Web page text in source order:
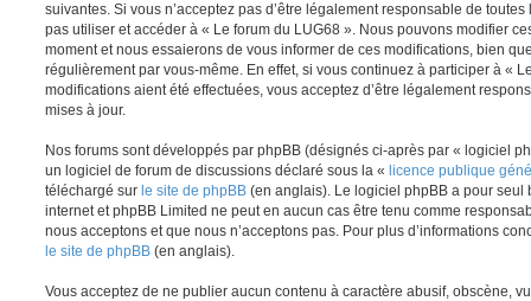
suivantes. Si vous n’acceptez pas d’être légalement responsable de
pas utiliser et accéder à « Le forum du LUG68 ». Nous pouvons modifier
moment et nous essaierons de vous informer de ces modifications, bien
régulièrement par vous-même. En effet, si vous continuez à participer à «
modifications aient été effectuées, vous acceptez d’être légalement
mises à jour.
Nos forums sont développés par phpBB (désignés ci-après par « logiciel
un logiciel de forum de discussions déclaré sous la « licence publique
téléchargé sur le site de phpBB (en anglais). Le logiciel phpBB a pour seul
internet et phpBB Limited ne peut en aucun cas être tenu comme
nous acceptons et que nous n’acceptons pas. Pour plus d’informations
le site de phpBB (en anglais).
Vous acceptez de ne publier aucun contenu à caractère abusif, obscène,